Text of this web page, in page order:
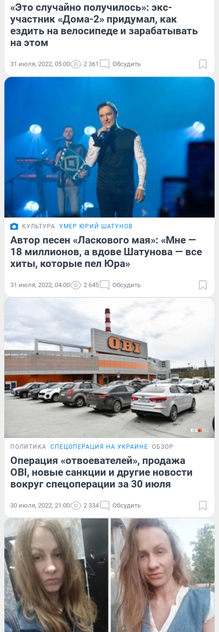
«Это случайно получилось»: экс-
участник «Дома-2» придумал, как
ездить на велосипеде и зарабатывать
на этом
31 июля, 2022, 05:00 2 361 Обсудить
КУЛЬТУРА УМЕР ЮРИЙ ШАТУНОВ
Автор песен «Ласкового мая»: «Мне —
18 миллионов, а вдове Шатунова — все
хиты, которые пел Юра»
31 июля, 2022, 04:00 2 645 Обсудить
ПОЛИТИКА СПЕЦОПЕРАЦИЯ НА УКРАИНЕ ОБЗОР
Операция «отвоевателей», продажа
OBI, новые санкции и другие новости
вокруг спецоперации за 30 июля
30 июля, 2022, 21:00 2 334 Обсудить